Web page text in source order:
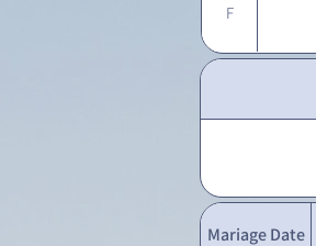
F
Mariage Date